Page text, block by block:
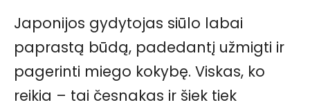
Japonijos gydytojas siūlo labai
paprastą būdą, padedantį užmigti ir
pagerinti miego kokybę. Viskas, ko
reikia – tai česnakas ir šiek tiek